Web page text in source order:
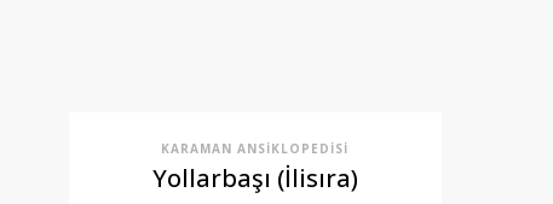
KARAMAN ANSIKLOPEDISI
Yollarbaşı (İlisıra)